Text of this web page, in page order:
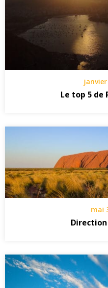
janvier
Le top 5 de
mai